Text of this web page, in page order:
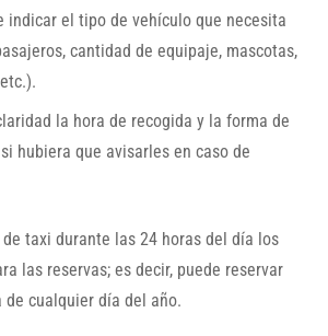
indicar el tipo de vehículo que necesita
cantidad de equipaje, mascotas,
la hora de recogida y la forma de
hubiera que avisarles en caso de
taxi durante las 24 horas del día los
las reservas; es decir, puede reservar
de cualquier día del año.